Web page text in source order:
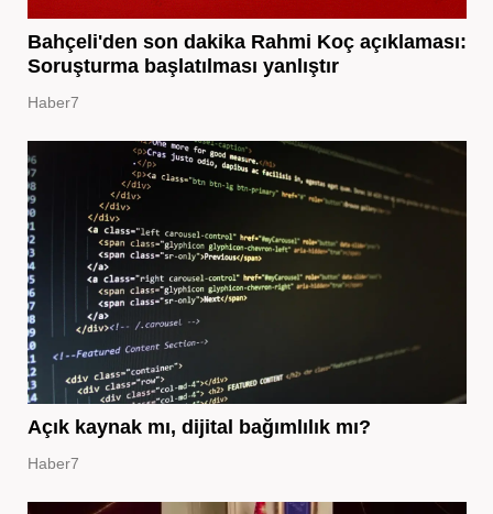
Bahçeli'den son dakika Rahmi Koç açıklaması:
Soruşturma başlatılması yanlıştır
Haber7
Açık kaynak mı, dijital bağımlılık mı?
Haber7